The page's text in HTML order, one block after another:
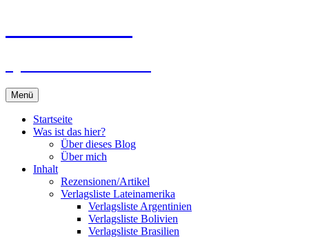
Menü
Startseite
Was ist das hier?
Über dieses Blog
Über mich
Inhalt
Rezensionen/Artikel
Verlagsliste Lateinamerika
Verlagsliste Argentinien
Verlagsliste Bolivien
Verlagsliste Brasilien